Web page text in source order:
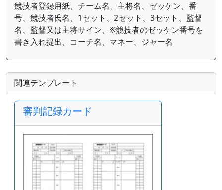
競技者登録用紙、チーム名、主将名、ゼッケン、番
号、競技者氏名、1セット、2セット、3セット、監督
名、監督又は主将サイン、※競技者のゼッケン番号を
書き入れ提出、コーチ名、マネー、ジャー名
関連テンプレート
審判記録カード